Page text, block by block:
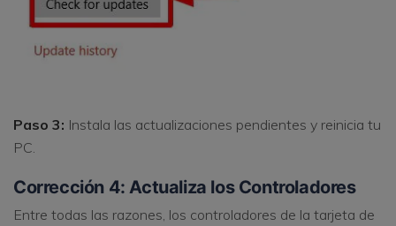
Paso 3: Instala las actualizaciones pendientes y reinicia tu
PC.
Corrección 4: Actualiza los Controladores
Entre todas las razones, los controladores de la tarjeta de